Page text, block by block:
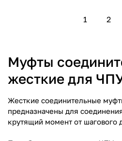
1 2
Муфты
жесткие для
Жесткие соединительные
предназначены для
крутящий момент от шагового